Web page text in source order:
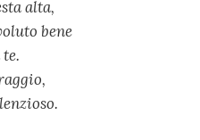
alta,
bene